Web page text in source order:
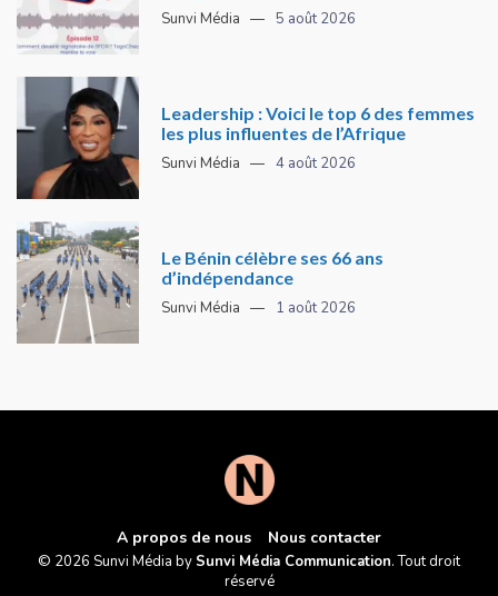
Sunvi Média 5 août 2026
Leadership : Voici le top 6 des femmes
les plus influentes de l’Afrique
Sunvi Média 4 août 2026
Le Bénin célèbre ses 66 ans
d’indépendance
Sunvi Média 1 août 2026
A propos de nous Nous contacter
© 2026 Sunvi Média by Sunvi Média Communication. Tout droit
réservé